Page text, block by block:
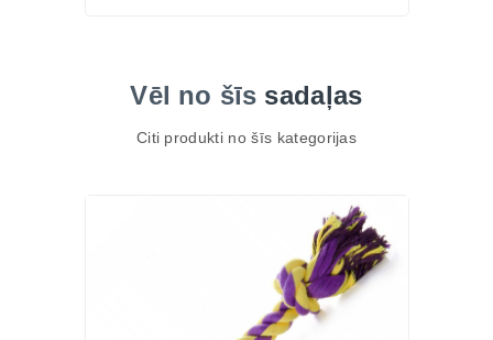
Vēl no šīs sadaļas
Citi produkti no šīs kategorijas